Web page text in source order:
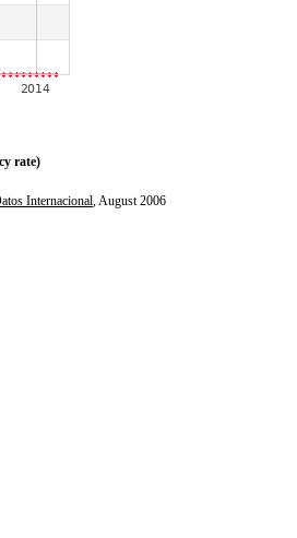
rate)
Internacional, August 2006